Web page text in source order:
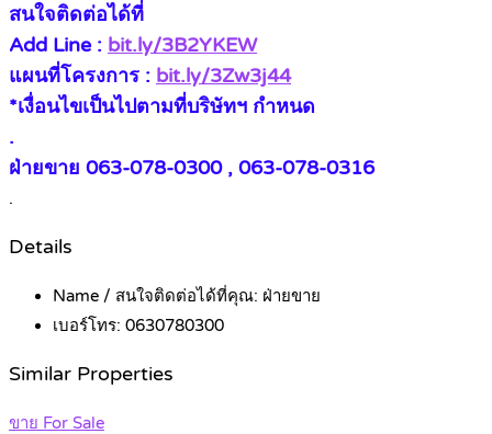
สนใจติดต่อได้ที่
Add Line : bit.ly/3B2YKEW
แผนที่โครงการ : bit.ly/3Zw3j44
*เงื่อนไขเป็นไปตามที่บริษัทฯ กำหนด
.
ฝ่ายขาย 063-078-0300 , 063-078-0316
.
Details
Name / สนใจติดต่อได้ที่คุณ: ฝ่ายขาย
เบอร์โทร: 0630780300
Similar Properties
ขาย For Sale